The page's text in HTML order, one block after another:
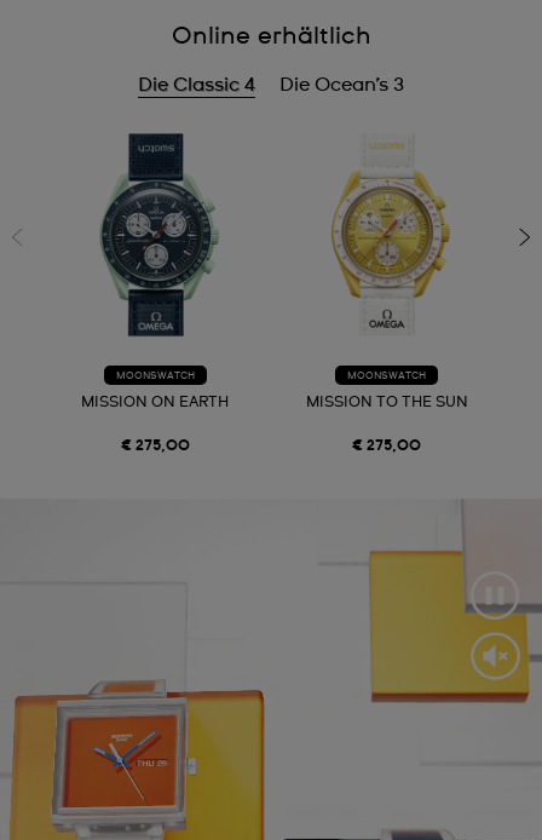
Online erhältlich
Die Classic 4 Die Ocean’s 3
MOONSWATCH
MISSION ON EARTH
€ 275,00
MOONSWATCH
MISSION TO THE SUN
€ 275,00